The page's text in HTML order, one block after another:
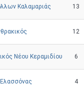
Καλαμαριάς 13
12
Νέου Κεραμιδίου 6
4